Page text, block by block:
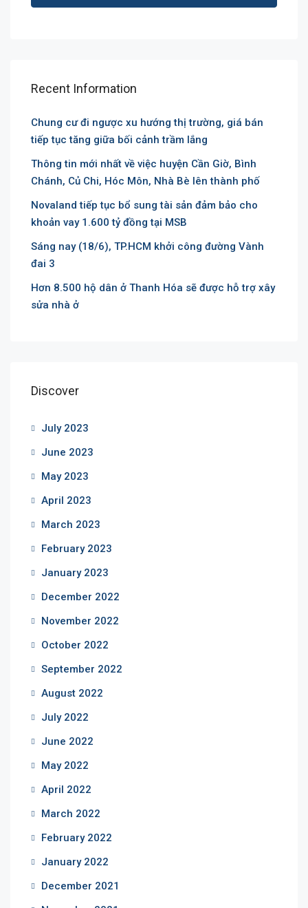
Recent Information
Chung cư đi ngược xu hướng thị trường, giá bán
tiếp tục tăng giữa bối cảnh trầm lắng
Thông tin mới nhất về việc huyện Cần Giờ, Bình
Chánh, Củ Chi, Hóc Môn, Nhà Bè lên thành phố
Novaland tiếp tục bổ sung tài sản đảm bảo cho
khoản vay 1.600 tỷ đồng tại MSB
Sáng nay (18/6), TP.HCM khởi công đường Vành
đai 3
Hơn 8.500 hộ dân ở Thanh Hóa sẽ được hỗ trợ xây
sửa nhà ở
Discover
July 2023
June 2023
May 2023
April 2023
March 2023
February 2023
January 2023
December 2022
November 2022
October 2022
September 2022
August 2022
July 2022
June 2022
May 2022
April 2022
March 2022
February 2022
January 2022
December 2021